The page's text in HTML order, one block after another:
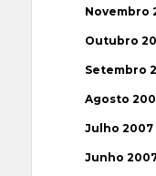
Novembro
Outubro
Setembro
Agosto
Julho 2007
Junho